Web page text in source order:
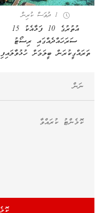
1 ދުވަސް ކުރިން
އުތުރުގެ 10 ފަޅާއެކު 15
ސަރަހައްދެއްގައި ރިސޯޓު
ތަރައްގީކުރަން ބީލަމަށް ހުޅުވާލައިފި